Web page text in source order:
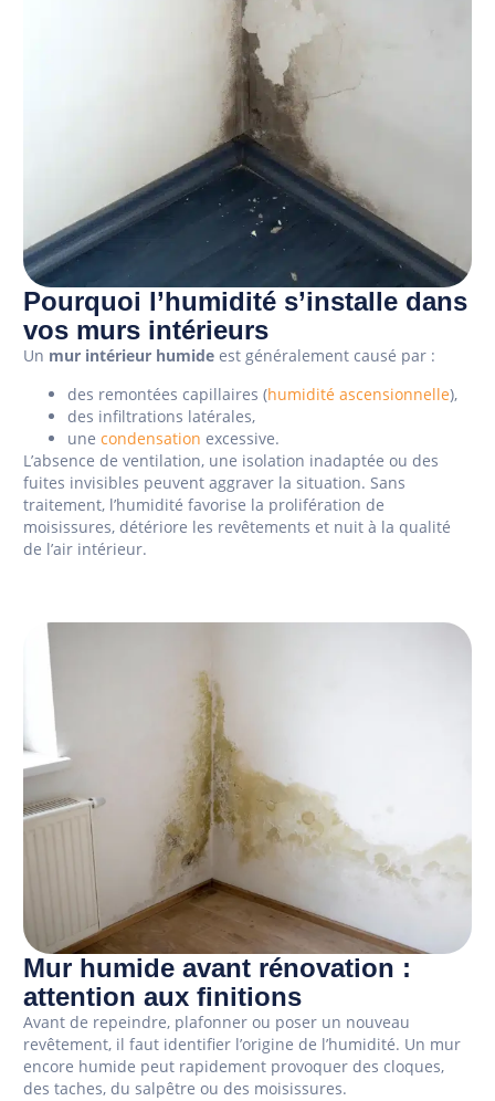
Pourquoi l’humidité s’installe dans
vos murs intérieurs
Un mur intérieur humide est généralement causé par :
des remontées capillaires (humidité ascensionnelle),
des infiltrations latérales,
une condensation excessive.
L’absence de ventilation, une isolation inadaptée ou des
fuites invisibles peuvent aggraver la situation. Sans
traitement, l’humidité favorise la prolifération de
moisissures, détériore les revêtements et nuit à la qualité
de l’air intérieur.
Mur humide avant rénovation :
attention aux finitions
Avant de repeindre, plafonner ou poser un nouveau
revêtement, il faut identifier l’origine de l’humidité. Un mur
encore humide peut rapidement provoquer des cloques,
des taches, du salpêtre ou des moisissures.